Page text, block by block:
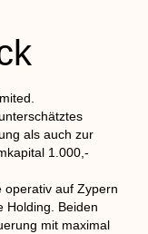
als auch zur
1.000,-
operativ auf Zypern
Holding. Beiden
mit maximal